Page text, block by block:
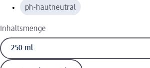
ph-hautneutral
Inhaltsmenge